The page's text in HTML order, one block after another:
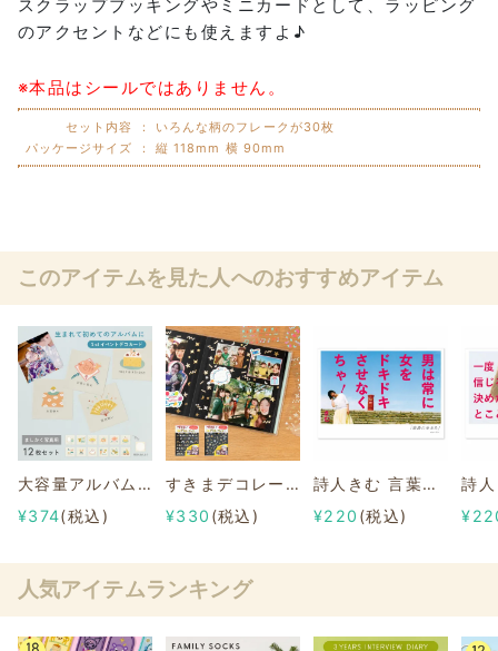
スクラップブッキングやミニカードとして、ラッピング
のアクセントなどにも使えますよ♪
※本品はシールではありません。
セット内容 ：
いろんな柄のフレークが30枚
パッケージサイズ ：
縦 118mm 横 90mm
このアイテムを見た人へのおすすめアイテム
大容量アルバムシリーズ 【1stイベントデコカード】ましかく写真用
¥374(税込)
すきまデコレーション シール 箔押し
¥330 (税込)
詩人きむ 言葉の応援ポストカード 「浪漫に生きろ」
¥220 (税込)
人気アイテムランキング